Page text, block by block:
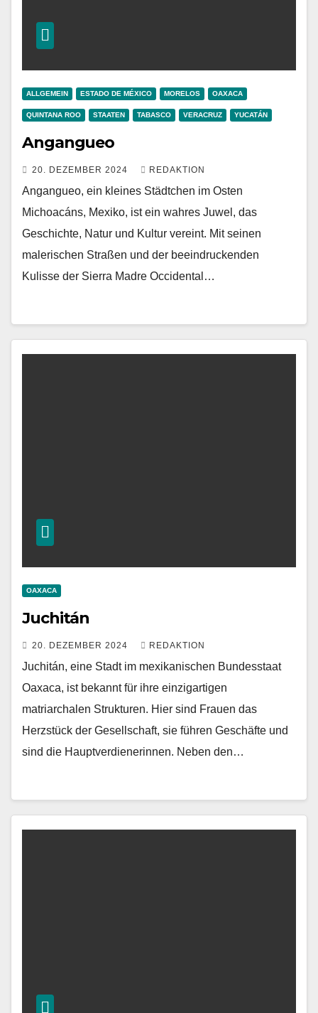
ALLGEMEIN ESTADO DE MÉXICO MORELOS OAXACA
QUINTANA ROO STAATEN TABASCO VERACRUZ YUCATÁN
Angangueo
20. DEZEMBER 2024 REDAKTION
Angangueo, ein kleines Städtchen im Osten
Michoacáns, Mexiko, ist ein wahres Juwel, das
Geschichte, Natur und Kultur vereint. Mit seinen
malerischen Straßen und der beeindruckenden
Kulisse der Sierra Madre Occidental…
OAXACA
Juchitán
20. DEZEMBER 2024 REDAKTION
Juchitán, eine Stadt im mexikanischen Bundesstaat
Oaxaca, ist bekannt für ihre einzigartigen
matriarchalen Strukturen. Hier sind Frauen das
Herzstück der Gesellschaft, sie führen Geschäfte und
sind die Hauptverdienerinnen. Neben den…